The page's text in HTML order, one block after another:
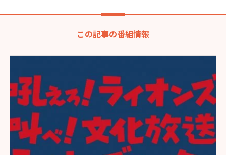
この記事の番組情報